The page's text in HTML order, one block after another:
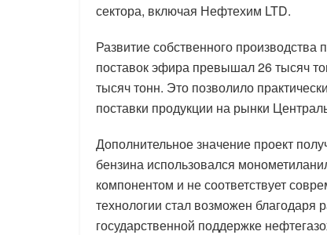
сектора, включая Нефтехим LTD.
Развитие собственного
поставок эфира превышал 26 тысяч
тысяч тонн. Это позволило
поставки продукции на рынки
Дополнительное значение проект
бензина использовался
компонентом и не соответствует
технологии стал возможен
государственной поддержке